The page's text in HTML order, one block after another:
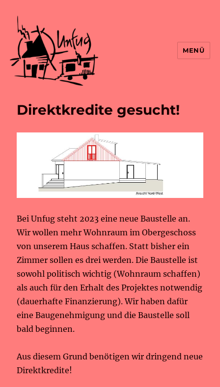
MENÜ
Direktkredite gesucht!
Bei Unfug steht 2023 eine neue Baustelle an.
Wir wollen mehr Wohnraum im Obergeschoss
von unserem Haus schaffen. Statt bisher ein
Zimmer sollen es drei werden. Die Baustelle ist
sowohl politisch wichtig (Wohnraum schaffen)
als auch für den Erhalt des Projektes notwendig
(dauerhafte Finanzierung). Wir haben dafür
eine Baugenehmigung und die Baustelle soll
bald beginnen.
Aus diesem Grund benötigen wir dringend neue
Direktkredite!